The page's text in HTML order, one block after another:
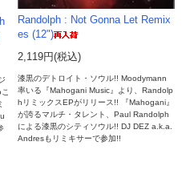
Randolph : Not Gonna Let Remix
es (12")
2,119円(税込)
漆黒のデトロイト・ソウル!! Moodymann
率いる『Mahogani Music』より、Randolp
hリミックスEPがリリース!! 『Mahogani』
が誇るマルチ・タレント、Paul Randolph
による漆黒のシティソウル!! DJ DEZ a.k.a.
Andresもリミキサーで参加!!